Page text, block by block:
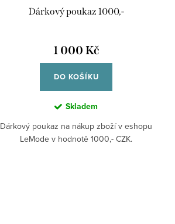
Dárkový poukaz 1000,-
1 000 Kč
DO KOŠÍKU
Skladem
Dárkový poukaz na nákup zboží v eshopu
LeMode v hodnotě 1000,- CZK.